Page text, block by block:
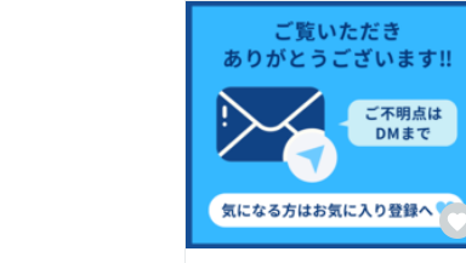
【メッセージ】
17年の経験を活かし、生徒一
これまでの指導では、進路実
どのレベルの生徒さんでも安